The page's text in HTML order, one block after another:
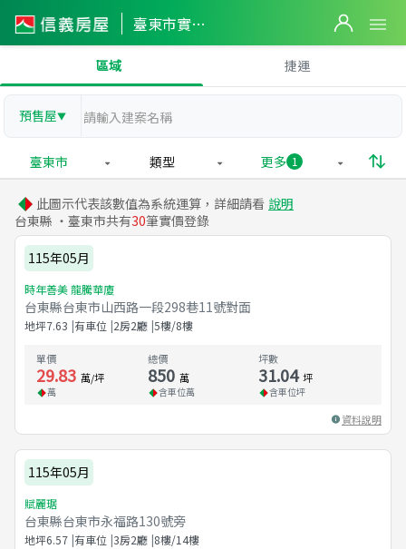
臺東市實價登錄
區域 捷運
預售屋▼
臺東市 類型 更多 1
此圖示代表該數值為系統運算，詳細請看 說明
台東縣 ・臺東市共有30筆實價登錄
115年05月
時年善美 龍騰華廈
台東縣台東市山西路一段298巷11號對面
地坪7.63 有車位 2房2廳 5樓/8樓
單價
29.83 萬/坪
萬
總價
850 萬
含車位萬
坪數
31.04 坪
含車位坪
資料說明
115年05月
賦麗琚
台東縣台東市永福路130號旁
地坪6.57 有車位 3房2廳 8樓/14樓